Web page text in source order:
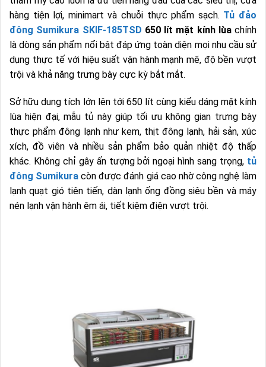
hàng tiện lợi, minimart và chuỗi thực phẩm sạch. Tủ đảo
đông Sumikura SKIF-185TSD 650 lít mặt kính lùachính
là dòng sản phẩm nổi bật đáp ứng toàn diện mọi nhu cầu sử
dụng thực tế với hiệu suất vận hành mạnh mẽ, độ bền vượt
trội và khả năng trưng bày cực kỳ bắt mắt.
Sở hữu dung tích lớn lên tới 650 lít cùng kiểu dáng mặt kính
lùa hiện đại, mẫu tủ này giúp tối ưu không gian trưng bày
thực phẩm đông lạnh như kem, thịt đông lạnh, hải sản, xúc
xích, đồ viên và nhiều sản phẩm bảo quản nhiệt độ thấp
khác. Không chỉ gây ấn tượng bởi ngoại hình sang trọng, tủ
đông Sumikura còn được đánh giá cao nhờ công nghệ làm
lạnh quạt gió tiên tiến, dàn lạnh ống đồng siêu bền và máy
nén lạnh vận hành êm ái, tiết kiệm điện vượt trội.